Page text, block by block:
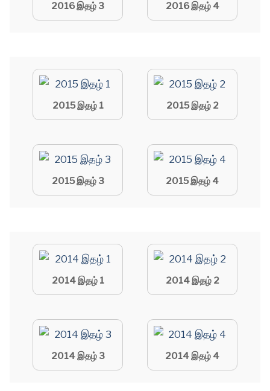
2016 இதழ் 3 2016 இதழ் 4
2015 இதழ் 1 2015 இதழ் 2
2015 இதழ் 3 2015 இதழ் 4
2014 இதழ் 1 2014 இதழ் 2
2014 இதழ் 3 2014 இதழ் 4